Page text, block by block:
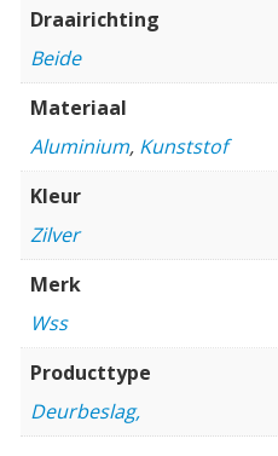
Draairichting
Beide
Materiaal
Aluminium, Kunststof
Kleur
Zilver
Merk
Wss
Producttype
Deurbeslag,